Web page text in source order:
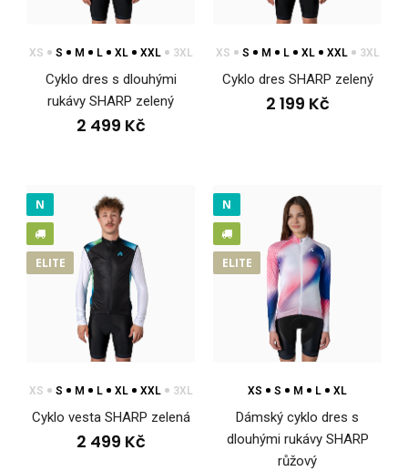
Cyklo bunda SHARP zelenáJe navržená pro jízdu v chladném a
proměnlivém počasí, kdy je důležitá ochra..
Cyklo dres letní SHARP zelený
XS S M L XL XXL 3XL
Cyklo dres s dlouhými
rukávy SHARP zelený
2 499 Kč
XS S M L XL XXL 3XL
Cyklo dres SHARP zelený
2 199 Kč
N
ELITE
XS S M L XL XXL 3XL
Cyklo vesta SHARP zelená
2 499 Kč
N
ELITE
XS S M L XL
Dámský cyklo dres s
dlouhými rukávy SHARP
růžový